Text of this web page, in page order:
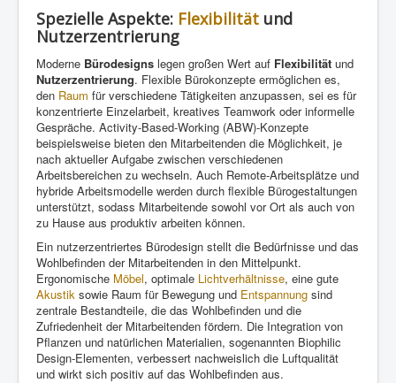
Spezielle Aspekte: Flexibilität und
Nutzerzentrierung
Moderne Bürodesigns legen großen Wert auf Flexibilität und
Nutzerzentrierung. Flexible Bürokonzepte ermöglichen es,
den Raum für verschiedene Tätigkeiten anzupassen, sei es für
konzentrierte Einzelarbeit, kreatives Teamwork oder informelle
Gespräche. Activity-Based-Working (ABW)-Konzepte
beispielsweise bieten den Mitarbeitenden die Möglichkeit, je
nach aktueller Aufgabe zwischen verschiedenen
Arbeitsbereichen zu wechseln. Auch Remote-Arbeitsplätze und
hybride Arbeitsmodelle werden durch flexible Bürogestaltungen
unterstützt, sodass Mitarbeitende sowohl vor Ort als auch von
zu Hause aus produktiv arbeiten können.
Ein nutzerzentriertes Bürodesign stellt die Bedürfnisse und das
Wohlbefinden der Mitarbeitenden in den Mittelpunkt.
Ergonomische Möbel, optimale Lichtverhältnisse, eine gute
Akustik sowie Raum für Bewegung und Entspannung sind
zentrale Bestandteile, die das Wohlbefinden und die
Zufriedenheit der Mitarbeitenden fördern. Die Integration von
Pflanzen und natürlichen Materialien, sogenannten Biophilic
Design-Elementen, verbessert nachweislich die Luftqualität
und wirkt sich positiv auf das Wohlbefinden aus.